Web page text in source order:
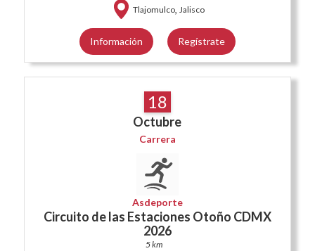
Tlajomulco, Jalisco
Información Regístrate
18
Octubre
Carrera
Asdeporte
Circuito de las Estaciones Otoño CDMX
2026
5 km